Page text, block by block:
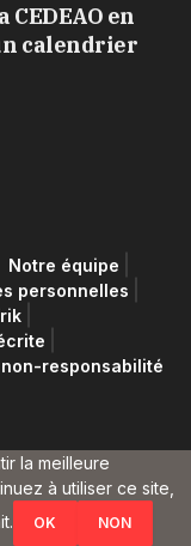
CEDEAO en
calendrier
Notre équipe
personnelles
responsabilité
la meilleure
à utiliser ce site,
OK NON